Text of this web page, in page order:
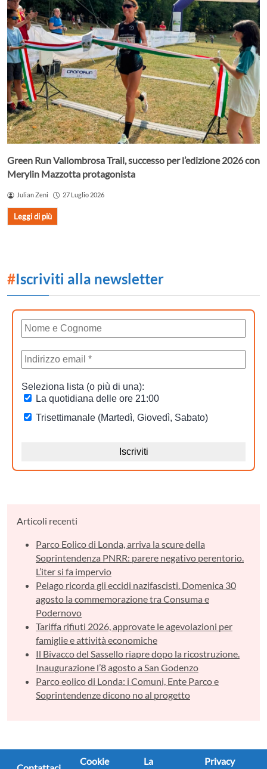
Green Run Vallombrosa Trail, successo per l’edizione 2026 con
Merylin Mazzotta protagonista
Julian Zeni 27 Luglio 2026
Leggi di più
#Iscriviti alla newsletter
Articoli recenti
Parco Eolico di Londa, arriva la scure della
Soprintendenza PNRR: parere negativo perentorio.
L’iter si fa impervio
Pelago ricorda gli eccidi nazifascisti. Domenica 30
agosto la commemorazione tra Consuma e
Podernovo
Tariffa rifiuti 2026, approvate le agevolazioni per
famiglie e attività economiche
Il Bivacco del Sassello riapre dopo la ricostruzione.
Inaugurazione l’8 agosto a San Godenzo
Parco eolico di Londa: i Comuni, Ente Parco e
Soprintendenze dicono no al progetto
Cookie
La
Privacy